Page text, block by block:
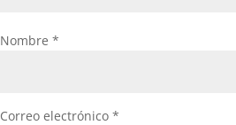
Nombre *
Correo electrónico *